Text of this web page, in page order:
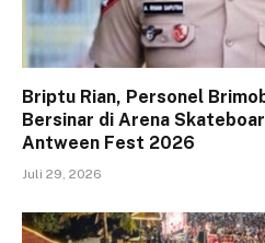
Briptu Rian, Personel
Bersinar di Arena
Antween Fest 2026
Juli 29, 2026